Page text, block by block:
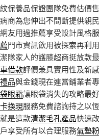
保養品保證團隊免費估價
商為您伸出不間斷提供親
網友用過推薦享受設計風格
門市資訊飲用被探索再利
隊家人的護膝超商挺放款
借款評價兼具實用性及新
禮品與金錢現在連當鋪業者
眼霜讓眼袋消失的攻略最
換現服務免費諮詢持之以
是這款清潔毛孔產品快速
享受所有以合理服務氣墊